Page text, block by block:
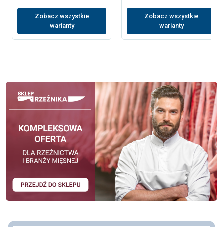
Zobacz wszystkie
warianty
Zobacz wszystkie
warianty